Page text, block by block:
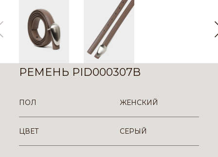
РЕМЕНЬ PID000307B
ПОЛ ЖЕНСКИЙ
ЦВЕТ СЕРЫЙ